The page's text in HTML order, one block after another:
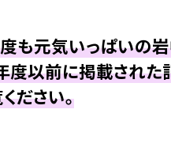
も元気いっぱいの
度以前に掲載された
ださい。